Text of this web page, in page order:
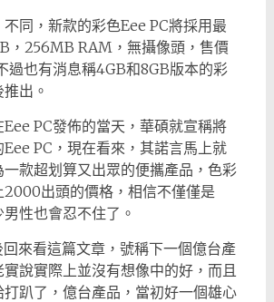
同，新款的彩色Eee PC將採用最
，256MB RAM，無攝像頭，售價
過也有消息稱4GB和8GB版本的彩
出。
Eee PC發佈的當天，華碩就宣稱將
PC，現在看來，其諾言馬上就
款超划算又出眾的便攜產品，色彩
2000出頭的價格，相信不僅僅是
性也會忍不住了。
回來看這篇文章，號稱下一個億台產
實說實際上並沒有想像中的好，而且
趴了，億台產品，當初好一個雄心